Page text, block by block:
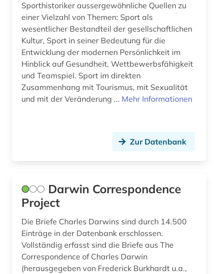
wissen (1)
wörterbuch (3)
zahnmedizin (1)
zeitschrift (2)
zeitschriftenaufsatz (5)
ökologie (1)
österreichischer alpenverein (1)
österreichischer rundfunk (1)
Sporthistoriker aussergewöhnliche Quellen zu
einer Vielzahl von Themen: Sport als
wesentlicher Bestandteil der gesellschaftlichen
Kultur, Sport in seiner Bedeutung für die
Entwicklung der modernen Persönlichkeit im
Hinblick auf Gesundheit, Wettbewerbsfähigkeit
und Teamspiel. Sport im direkten
Zusammenhang mit Tourismus, mit Sexualität
und mit der Veränderung ... Mehr Informationen
Zur Datenbank
Darwin Correspondence
Project
Die Briefe Charles Darwins sind durch 14.500
Einträge in der Datenbank erschlossen.
Vollständig erfasst sind die Briefe aus The
Correspondence of Charles Darwin
(herausgegeben von Frederick Burkhardt u.a.,